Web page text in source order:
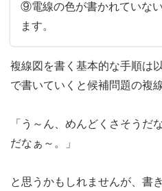
⑨電線の色が書かれていな
ます。
複線図を書く基本的な手順は
で書いていくと候補問題の複
「う～ん、めんどくさそう
だなぁ～。」
と思うかもしれませんが、書